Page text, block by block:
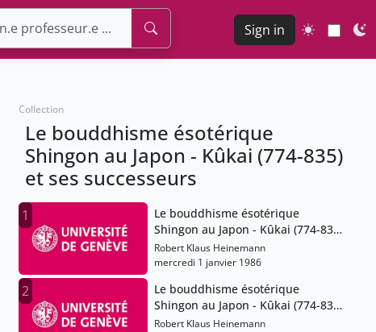
Sign in
Collection
Le bouddhisme ésotérique
Shingon au Japon - Kûkai (774-835)
et ses successeurs
1
Le bouddhisme ésotérique
Shingon au Japon - Kûkai (774-835)
et ses successeurs
Robert Klaus Heinemann
mercredi 1 janvier 1986
2
Le bouddhisme ésotérique
Shingon au Japon - Kûkai (774-835)
et ses successeurs
Robert Klaus Heinemann